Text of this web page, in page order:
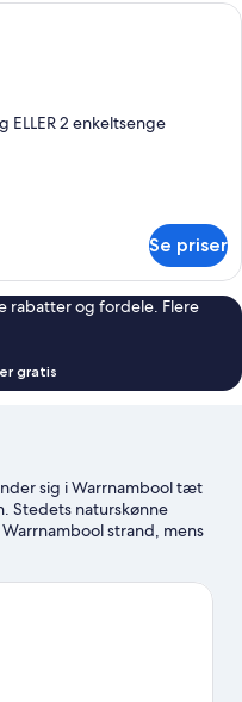
arbejdsområde til
ELLER 2 enkeltsenge
Se priser
rabatter og fordele. Flere
gratis
sig i Warrnambool tæt
Stedets naturskønne
strand, mens
Art Gallery udgør
golfklub.